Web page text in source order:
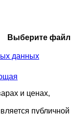
Выберите файл
данных
и ценах,
публичной